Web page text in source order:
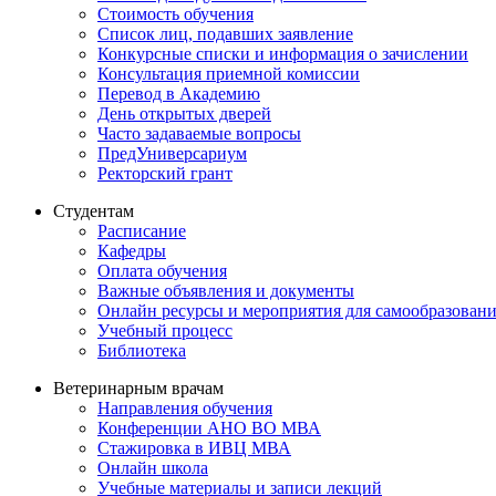
Стоимость обучения
Список лиц, подавших заявление
Конкурсные списки и информация о зачислении
Консультация приемной комиссии
Перевод в Академию
День открытых дверей
Часто задаваемые вопросы
ПредУниверсариум
Ректорский грант
Студентам
Расписание
Кафедры
Оплата обучения
Важные объявления и документы
Онлайн ресурсы и мероприятия для
Учебный процесс
Библиотека
Ветеринарным врачам
Направления обучения
Конференции АНО ВО МВА
Стажировка в ИВЦ МВА
Онлайн школа
Учебные материалы и записи лекций